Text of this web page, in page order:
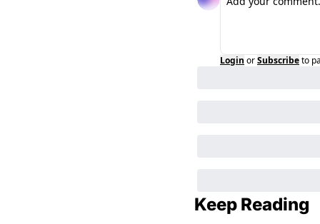
Login orSubscribeto
Keep Reading